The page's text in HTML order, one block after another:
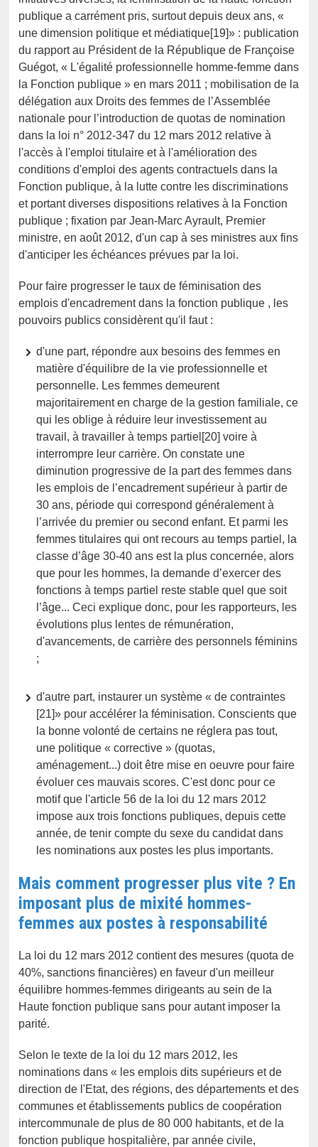
publique a carrément pris, surtout depuis deux ans, «
une dimension politique et médiatique[19]» : publication
du rapport au Président de la République de Françoise
Guégot, « L'égalité professionnelle homme-femme dans
la Fonction publique » en mars 2011 ; mobilisation de la
délégation aux Droits des femmes de l’Assemblée
nationale pour l’introduction de quotas de nomination
dans la loi n° 2012-347 du 12 mars 2012 relative à
l'accès à l'emploi titulaire et à l'amélioration des
conditions d'emploi des agents contractuels dans la
Fonction publique, à la lutte contre les discriminations
et portant diverses dispositions relatives à la Fonction
publique ; fixation par Jean-Marc Ayrault, Premier
ministre, en août 2012, d'un cap à ses ministres aux fins
d'anticiper les échéances prévues par la loi.
Pour faire progresser le taux de féminisation des
emplois d'encadrement dans la fonction publique , les
pouvoirs publics considèrent qu'il faut :
d'une part, répondre aux besoins des femmes en
matière d'équilibre de la vie professionnelle et
personnelle. Les femmes demeurent
majoritairement en charge de la gestion familiale, ce
qui les oblige à réduire leur investissement au
travail, à travailler à temps partiel[20] voire à
interrompre leur carrière. On constate une
diminution progressive de la part des femmes dans
les emplois de l’encadrement supérieur à partir de
30 ans, période qui correspond généralement à
l’arrivée du premier ou second enfant. Et parmi les
femmes titulaires qui ont recours au temps partiel, la
classe d’âge 30-40 ans est la plus concernée, alors
que pour les hommes, la demande d’exercer des
fonctions à temps partiel reste stable quel que soit
l’âge... Ceci explique donc, pour les rapporteurs, les
évolutions plus lentes de rémunération,
d'avancements, de carrière des personnels féminins
;
d'autre part, instaurer un système « de contraintes
[21]» pour accélérer la féminisation. Conscients que
la bonne volonté de certains ne réglera pas tout,
une politique « corrective » (quotas,
aménagement...) doit être mise en oeuvre pour faire
évoluer ces mauvais scores. C'est donc pour ce
motif que l'article 56 de la loi du 12 mars 2012
impose aux trois fonctions publiques, depuis cette
année, de tenir compte du sexe du candidat dans
les nominations aux postes les plus importants.
Mais comment progresser plus vite ? En
imposant plus de mixité hommes-
femmes aux postes à responsabilité
La loi du 12 mars 2012 contient des mesures (quota de
40%, sanctions financières) en faveur d'un meilleur
équilibre hommes-femmes dirigeants au sein de la
Haute fonction publique sans pour autant imposer la
parité.
Selon le texte de la loi du 12 mars 2012, les
nominations dans « les emplois dits supérieurs et de
direction de l'Etat, des régions, des départements et des
communes et établissements publics de coopération
intercommunale de plus de 80 000 habitants, et de la
fonction publique hospitalière, par année civile,